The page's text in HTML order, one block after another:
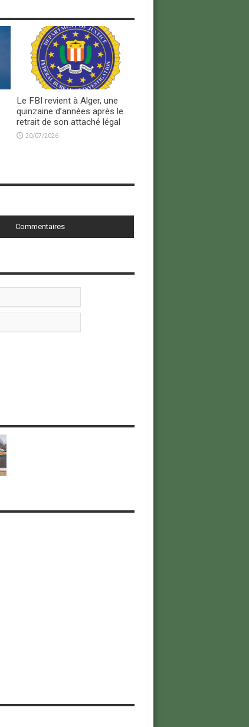
Le FBI revient à Alger, une
quinzaine d’années après le
retrait de son attaché légal
20/07/2026
Commentaires